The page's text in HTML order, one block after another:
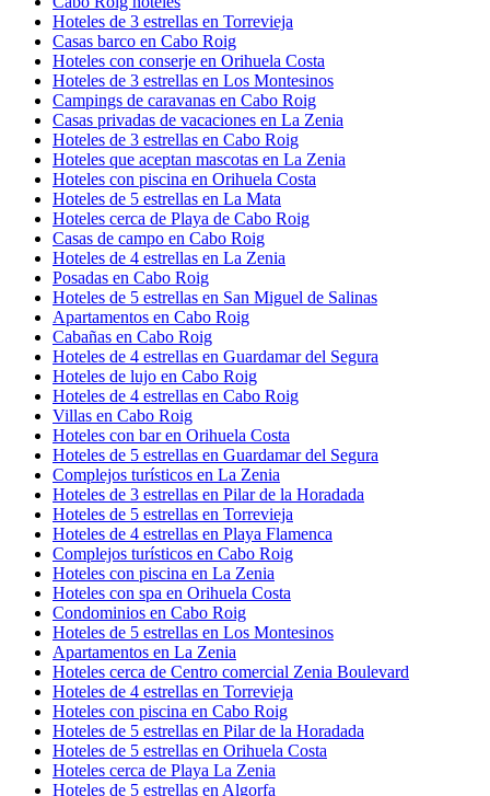
Hoteles de 3 estrellas en Torrevieja
Casas barco en Cabo Roig
Hoteles con conserje en Orihuela Costa
Hoteles de 3 estrellas en Los Montesinos
Campings de caravanas en Cabo Roig
Casas privadas de vacaciones en La Zenia
Hoteles de 3 estrellas en Cabo Roig
Hoteles que aceptan mascotas en La Zenia
Hoteles con piscina en Orihuela Costa
Hoteles de 5 estrellas en La Mata
Hoteles cerca de Playa de Cabo Roig
Casas de campo en Cabo Roig
Hoteles de 4 estrellas en La Zenia
Posadas en Cabo Roig
Hoteles de 5 estrellas en San Miguel de Salinas
Apartamentos en Cabo Roig
Cabañas en Cabo Roig
Hoteles de 4 estrellas en Guardamar del Segura
Hoteles de lujo en Cabo Roig
Hoteles de 4 estrellas en Cabo Roig
Villas en Cabo Roig
Hoteles con bar en Orihuela Costa
Hoteles de 5 estrellas en Guardamar del Segura
Complejos turísticos en La Zenia
Hoteles de 3 estrellas en Pilar de la Horadada
Hoteles de 5 estrellas en Torrevieja
Hoteles de 4 estrellas en Playa Flamenca
Complejos turísticos en Cabo Roig
Hoteles con piscina en La Zenia
Hoteles con spa en Orihuela Costa
Condominios en Cabo Roig
Hoteles de 5 estrellas en Los Montesinos
Apartamentos en La Zenia
Hoteles cerca de Centro comercial Zenia Boulevard
Hoteles de 4 estrellas en Torrevieja
Hoteles con piscina en Cabo Roig
Hoteles de 5 estrellas en Pilar de la Horadada
Hoteles de 5 estrellas en Orihuela Costa
Hoteles cerca de Playa La Zenia
Hoteles de 5 estrellas en Algorfa